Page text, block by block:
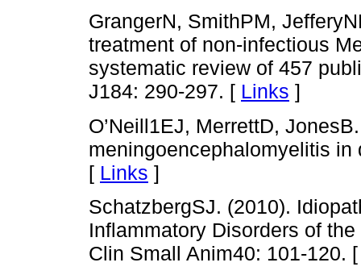
GrangerN, SmithPM,
treatment of non-infectious
systematic review of 457
J184: 290-297. [ Links ]
O’Neill1EJ, MerrettD,
meningoencephalomyelitis in
[ Links ]
SchatzbergSJ. (2010).
Inflammatory Disorders of
Clin Small Anim40: 101-120.